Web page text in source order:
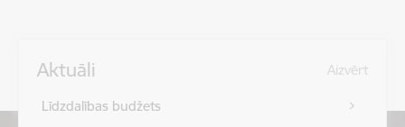
Aktuāli Aizvērt
Līdzdalības budžets